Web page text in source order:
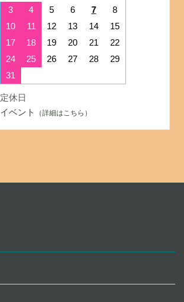
3 4 5 6 7
8
10 11 12 13 14
15
17 18 19 20 21
22
24 25 26 27 28
29
31
定休日
イベント